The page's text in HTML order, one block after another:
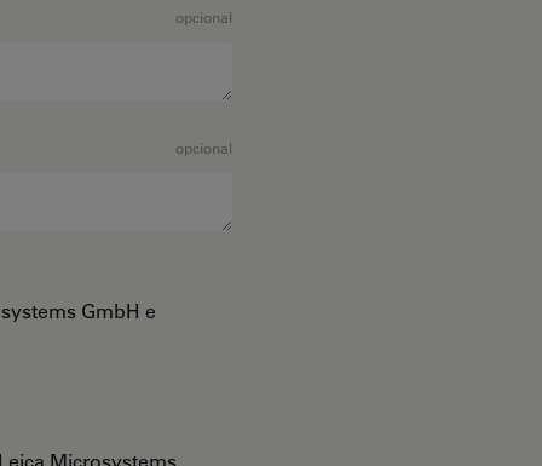
opcional
opcional
GmbH e
Microsystems